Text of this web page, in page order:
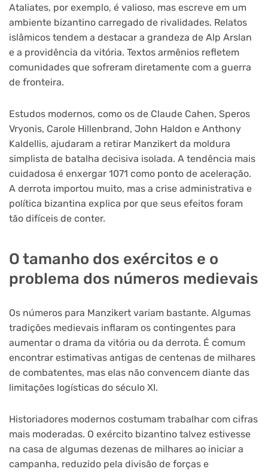
Ataliates, por exemplo, é valioso, mas escreve em um
ambiente bizantino carregado de rivalidades. Relatos
islâmicos tendem a destacar a grandeza de Alp Arslan
e a providência da vitória. Textos armênios refletem
comunidades que sofreram diretamente com a guerra
de fronteira.
Estudos modernos, como os de Claude Cahen, Speros
Vryonis, Carole Hillenbrand, John Haldon e Anthony
Kaldellis, ajudaram a retirar Manzikert da moldura
simplista de batalha decisiva isolada. A tendência mais
cuidadosa é enxergar 1071 como ponto de aceleração.
A derrota importou muito, mas a crise administrativa e
política bizantina explica por que seus efeitos foram
tão difíceis de conter.
O tamanho dos exércitos e o
problema dos números medievais
Os números para Manzikert variam bastante. Algumas
tradições medievais inflaram os contingentes para
aumentar o drama da vitória ou da derrota. É comum
encontrar estimativas antigas de centenas de milhares
de combatentes, mas elas não convencem diante das
limitações logísticas do século XI.
Historiadores modernos costumam trabalhar com cifras
mais moderadas. O exército bizantino talvez estivesse
na casa de algumas dezenas de milhares ao iniciar a
campanha, reduzido pela divisão de forças e